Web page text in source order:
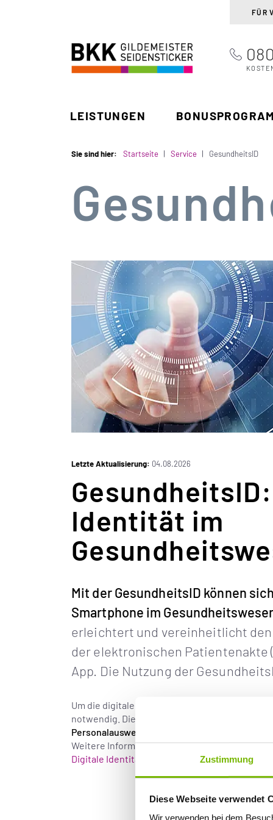
Zustimmung
Diese Webseite verwendet
Wir verwenden bei dem
FÜR
BKK Gildemeister
Seidensticker
Suchen
LEISTUNGEN
Sie sind hier: Startseite Service GesundheitsID
Letzte Aktualisierung: 04.08.2026
Identität im
Mit der GesundheitsID können
Smartphone im
erleichtert und vereinheitlicht
der elektronischen Patientenakte
App. Die Nutzung der
Um die digitale Identität vor Missbrauch zu
notwendig. Die persönliche Identifizierung ist
Personalausweises
Weitere Informationen zur GesundheitsID
Digitale Identitäten im Gesundheitswesender
iStock.com/NicoElNino